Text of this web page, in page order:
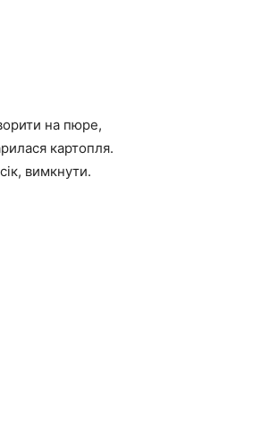
на пюре,
картопля.
вимкнути.